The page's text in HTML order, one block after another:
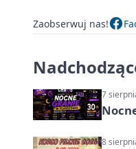
Zaobserwuj nas!
7
8